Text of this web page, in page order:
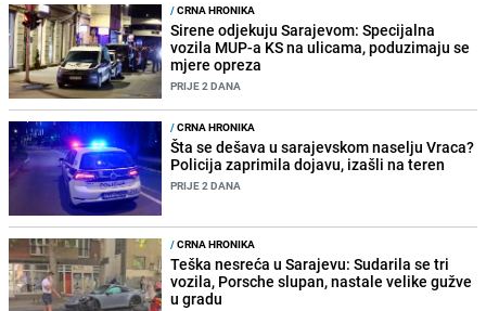
/CRNA HRONIKA
Sirene odjekuju Sarajevom: Specijalna
vozila MUP-a KS na ulicama, poduzimaju se
mjere opreza
PRIJE 2 DANA
/CRNA HRONIKA
Šta se dešava u sarajevskom naselju Vraca?
Policija zaprimila dojavu, izašli na teren
PRIJE 2 DANA
/CRNA HRONIKA
Teška nesreća u Sarajevu: Sudarila se tri
vozila, Porsche slupan, nastale velike gužve
u gradu